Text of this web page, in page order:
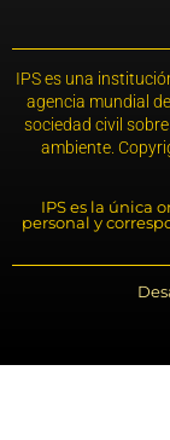
IPS es una
agencia mundial
sociedad civil
ambiente.
IPS es la única
personal y